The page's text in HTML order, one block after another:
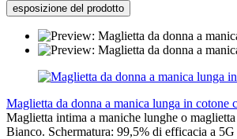
esposizione del prodotto
Maglietta da donna a manica lunga in cotone
Maglietta intima a maniche lunghe o
Bianco. Schermatura: 99,5% di efficacia a